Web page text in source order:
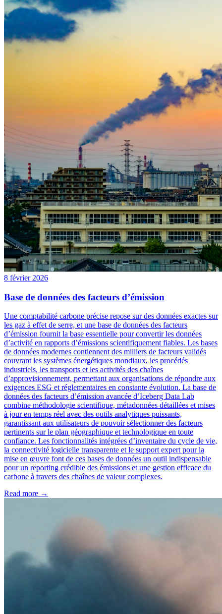
8 février 2026
Base de données des facteurs d’émission
Une comptabilité carbone précise repose sur des données exactes sur
les gaz à effet de serre, et une base de données des facteurs
d’émission fournit la base essentielle pour convertir les données
d’activité en rapports d’émissions scientifiquement fiables. Les bases
de données modernes contiennent des milliers de facteurs validés
couvrant les systèmes énergétiques mondiaux, les procédés
industriels, les transports et les activités des chaînes
d’approvisionnement, permettant aux organisations de répondre aux
exigences ESG et réglementaires en constante évolution. La base de
données des facteurs d’émission avancée d’Iceberg Data Lab
combine méthodologie scientifique, métadonnées détaillées et mises
à jour en temps réel avec des outils analytiques puissants,
garantissant aux utilisateurs de pouvoir sélectionner des facteurs
pertinents sur le plan géographique et technologique en toute
confiance. Les fonctionnalités intégrées d’inventaire du cycle de vie,
la connectivité logicielle transparente et le support expert pour la
mise en œuvre font de ces bases de données un outil indispensable
pour un reporting crédible des émissions et une gestion efficace du
carbone à travers des chaînes de valeur complexes.
Read more →